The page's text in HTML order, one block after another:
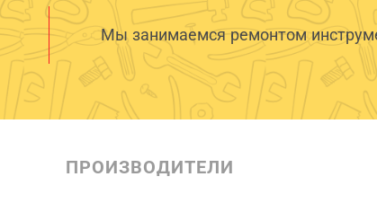
Мы занимаемся ремонтом
ПРОИЗВОДИТЕЛИ